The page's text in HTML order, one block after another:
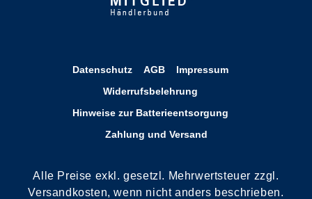
Datenschutz AGB
Impressum
Widerrufsbelehrung
Hinweise zur Batterieentsorgung
Zahlung und Versand
Alle Preise exkl. gesetzl. Mehrwertsteuer zzgl.
Versandkosten, wenn nicht anders beschrieben.